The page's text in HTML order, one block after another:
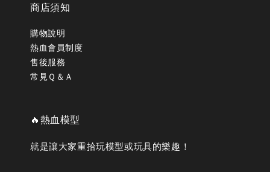
商店須知
購物說明
熱血會員制度
售後服務
常見Ｑ＆Ａ
🔥熱血模型
就是讓大家重拾玩模型或玩具的樂趣！